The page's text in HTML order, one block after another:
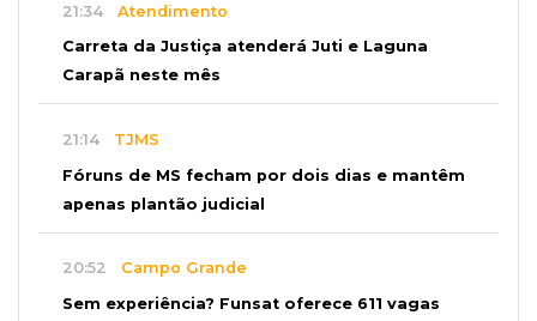
21:34 Atendimento
Carreta da Justiça atenderá Juti e Laguna
Carapã neste mês
21:14 TJMS
Fóruns de MS fecham por dois dias e mantêm
apenas plantão judicial
20:52 Campo Grande
Sem experiência? Funsat oferece 611 vagas